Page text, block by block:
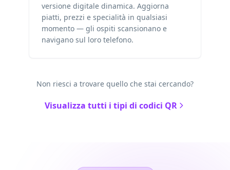
versione digitale dinamica. Aggiorna
piatti, prezzi e specialità in qualsiasi
momento — gli ospiti scansionano e
navigano sul loro telefono.
Non riesci a trovare quello che stai cercando?
Visualizza tutti i tipi di codici QR